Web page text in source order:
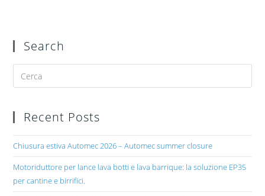
Search
Recent Posts
Chiusura estiva Automec 2026 – Automec summer closure
Motoriduttore per lance lava botti e lava barrique: la soluzione EP35
per cantine e birrifici.